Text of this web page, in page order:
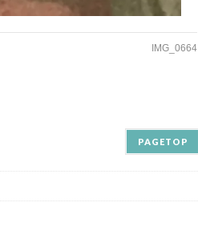
IMG_0664
PAGETOP